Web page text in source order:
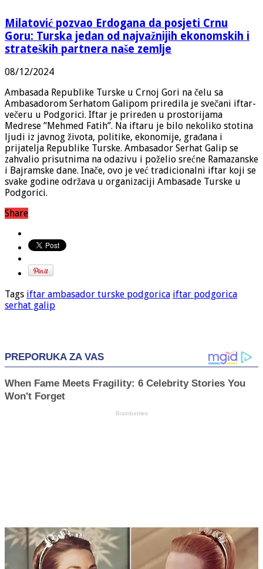
Milatović pozvao Erdogana da posjeti Crnu
Goru: Turska jedan od najvažnijih ekonomskih i
strateških partnera naše zemlje
08/12/2024
Ambasada Republike Turske u Crnoj Gori na čelu sa
Ambasadorom Serhatom Galipom priredila je svečani iftar-
večeru u Podgorici. Iftar je priređen u prostorijama
Medrese ”Mehmed Fatih”. Na iftaru je bilo nekoliko stotina
ljudi iz javnog života, politike, ekonomije, građana i
prijatelja Republike Turske. Ambasador Serhat Galip se
zahvalio prisutnima na odazivu i poželio srećne Ramazanske
i Bajramske dane. Inače, ovo je već tradicionalni iftar koji se
svake godine održava u organizaciji Ambasade Turske u
Podgorici.
Share
Tags iftar ambasador turske podgorica iftar podgorica
serhat galip